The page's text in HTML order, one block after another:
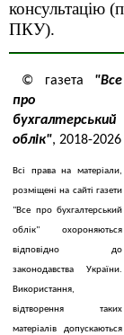
консультацію
ПКУ).
© газета "Все
про
бухгалтерський
облік", 2018-2026
Всі права на матеріали,
розміщені на сайті газети
"Все про бухгалтерський
облік" охороняються
відповідно до
законодавства України.
Використання,
відтворення таких
матеріалів допускаються